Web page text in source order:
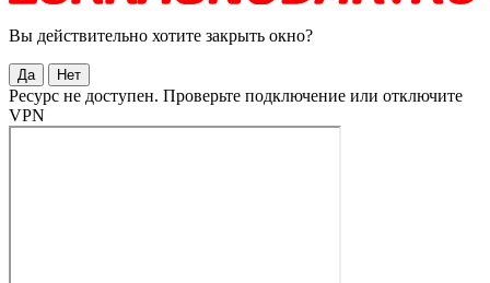
Вы действительно хотите закрыть окно?
Да Нет
Ресурс не доступен. Проверьте подключение или отключите
VPN